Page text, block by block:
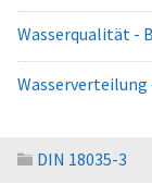
Wasserqualität -
DIN 18035-3